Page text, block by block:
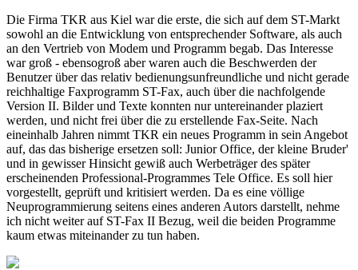
Die Firma TKR aus Kiel war die erste, die sich auf dem ST-Markt
sowohl an die Entwicklung von entsprechender Software, als auch
an den Vertrieb von Modem und Programm begab. Das Interesse
war groß - ebensogroß aber waren auch die Beschwerden der
Benutzer über das relativ bedienungsunfreundliche und nicht gerade
reichhaltige Faxprogramm ST-Fax, auch über die nachfolgende
Version II. Bilder und Texte konnten nur untereinander plaziert
werden, und nicht frei über die zu erstellende Fax-Seite. Nach
eineinhalb Jahren nimmt TKR ein neues Programm in sein Angebot
auf, das das bisherige ersetzen soll: Junior Office, der kleine Bruder'
und in gewisser Hinsicht gewiß auch Werbeträger des später
erscheinenden Professional-Programmes Tele Office. Es soll hier
vorgestellt, geprüft und kritisiert werden. Da es eine völlige
Neuprogrammierung seitens eines anderen Autors darstellt, nehme
ich nicht weiter auf ST-Fax II Bezug, weil die beiden Programme
kaum etwas miteinander zu tun haben.